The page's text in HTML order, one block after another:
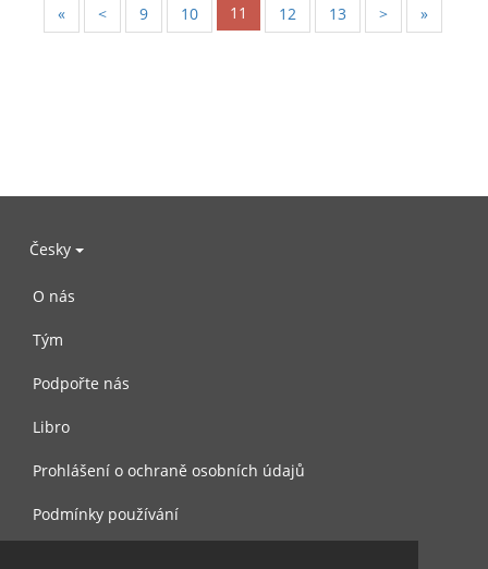
« < 9 10 11 12 13 > »
Česky
O nás
Tým
Podpořte nás
Libro
Prohlášení o ochraně osobních údajů
Podmínky používání